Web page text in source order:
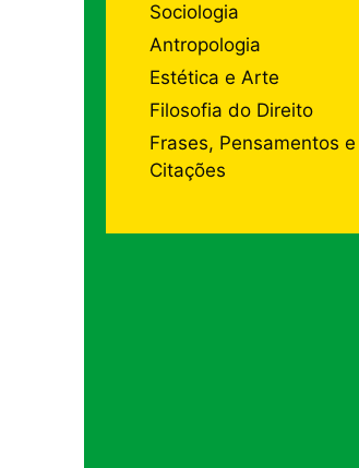
Sociologia
Antropologia
Estética e Arte
Filosofia do Direito
Frases, Pensamentos e
Citações